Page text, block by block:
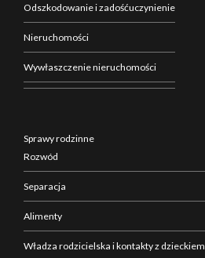
Odszkodowanie i zadośćuczynienie
Nieruchomości
Wywłaszczenie nieruchomości
Sprawy rodzinne
Rozwód
Separacja
Alimenty
Władza rodzicielska i kontakty z dzieckiem